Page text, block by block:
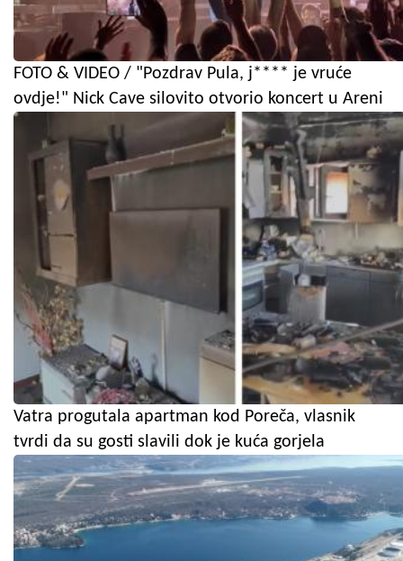
FOTO & VIDEO / "Pozdrav Pula, j**** je vruće
ovdje!" Nick Cave silovito otvorio koncert u Areni
Vatra progutala apartman kod Poreča, vlasnik
tvrdi da su gosti slavili dok je kuća gorjela